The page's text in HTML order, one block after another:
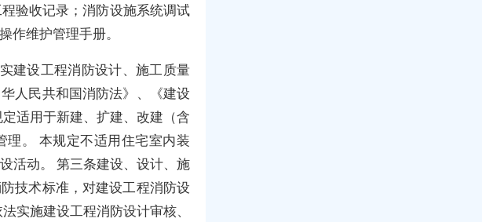
验收记录；消防设施系统调试
作维护管理手册。
建设工程消防设计、施工质量
人民共和国消防法》、《建设
适用于新建、扩建、改建（含
。 本规定不适用住宅室内装
活动。 第三条建设、设计、施
技术标准，对建设工程消防设
实施建设工程消防设计审核、